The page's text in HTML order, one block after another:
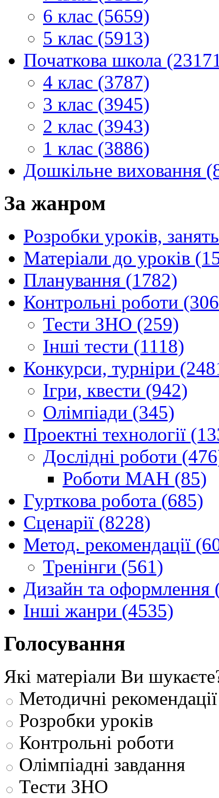
6 клас (5659)
5 клас (5913)
Початкова школа
4 клас (3787)
3 клас (3945)
2 клас (3943)
1 клас (3886)
Дошкільне виховання
За жанром
Розробки уроків,
Матеріали до уроків
Планування (1782)
Контрольні роботи
Тести ЗНО (259)
Інші тести (1118)
Конкурси, турніри
Ігри, квести (942)
Олімпіади (345)
Проектні технології
Дослідні роботи
Роботи МАН (85)
Гурткова робота (685)
Сценарії (8228)
Метод. рекомендації
Тренінги (561)
Дизайн та оформлення
Інші жанри (4535)
Голосування
Які матеріали Ви
Методичні рекомендації
Розробки уроків
Контрольні роботи
Олімпіадні завдання
Тести ЗНО